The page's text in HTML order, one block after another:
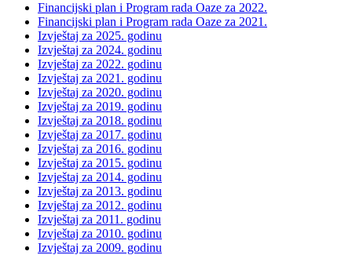
Financijski plan i Program rada Oaze za 2022.
Financijski plan i Program rada Oaze za 2021.
Izvještaj za 2025. godinu
Izvještaj za 2024. godinu
Izvještaj za 2022. godinu
Izvještaj za 2021. godinu
Izvještaj za 2020. godinu
Izvještaj za 2019. godinu
Izvještaj za 2018. godinu
Izvještaj za 2017. godinu
Izvještaj za 2016. godinu
Izvještaj za 2015. godinu
Izvještaj za 2014. godinu
Izvještaj za 2013. godinu
Izvještaj za 2012. godinu
Izvještaj za 2011. godinu
Izvještaj za 2010. godinu
Izvještaj za 2009. godinu